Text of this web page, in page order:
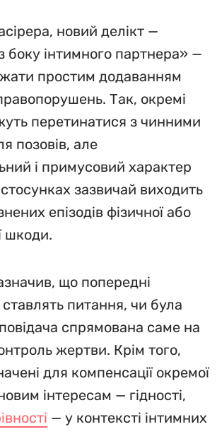
новий делікт —
боку інтимного партнера» —
простим додаванням
Так, окремі
перетинатися з чинними
позовів, але
і примусовий характер
зазвичай виходить
епізодів фізичної або
шкоди.
що попередні
питання, чи була
спрямована саме на
жертви. Крім того,
для компенсації окремої
інтересам — гідності,
— у контексті інтимних